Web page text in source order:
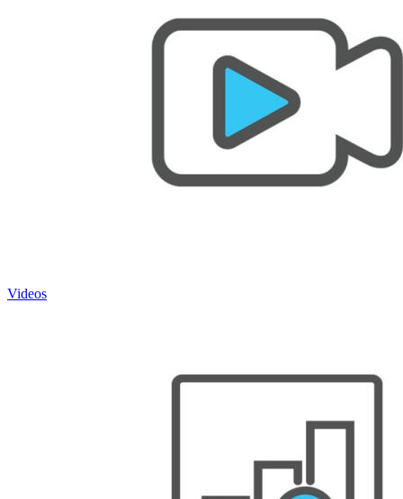
Videos